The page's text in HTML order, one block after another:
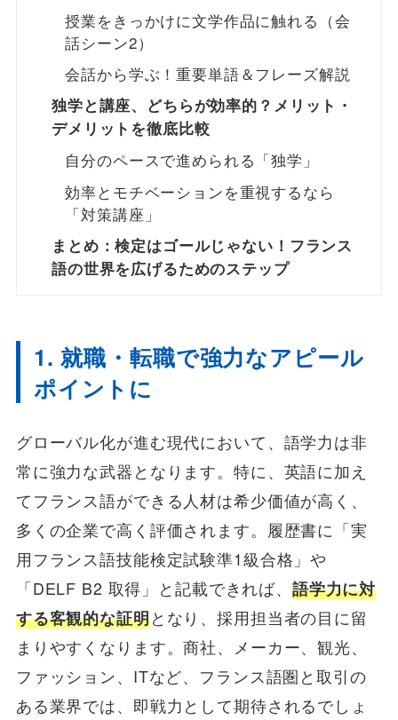
授業をきっかけに文学作品に触れる（会
話シーン2）
会話から学ぶ！重要単語＆フレーズ解説
独学と講座、どちらが効率的？メリット・
デメリットを徹底比較
自分のペースで進められる「独学」
効率とモチベーションを重視するなら
「対策講座」
まとめ：検定はゴールじゃない！フランス
語の世界を広げるためのステップ
1. 就職・転職で強力なアピール
ポイントに
グローバル化が進む現代において、語学力は非
常に強力な武器となります。特に、英語に加え
てフランス語ができる人材は希少価値が高く、
多くの企業で高く評価されます。履歴書に「実
用フランス語技能検定試験準1級合格」や
「DELF B2 取得」と記載できれば、 語学力に対
する客観的な証明となり、採用担当者の目に留
まりやすくなります。商社、メーカー、観光、
ファッション、ITなど、フランス語圏と取引の
ある業界では、即戦力として期待されるでしょ